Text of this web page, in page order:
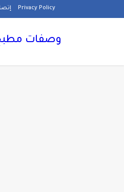
Privacy Policy
وصفات